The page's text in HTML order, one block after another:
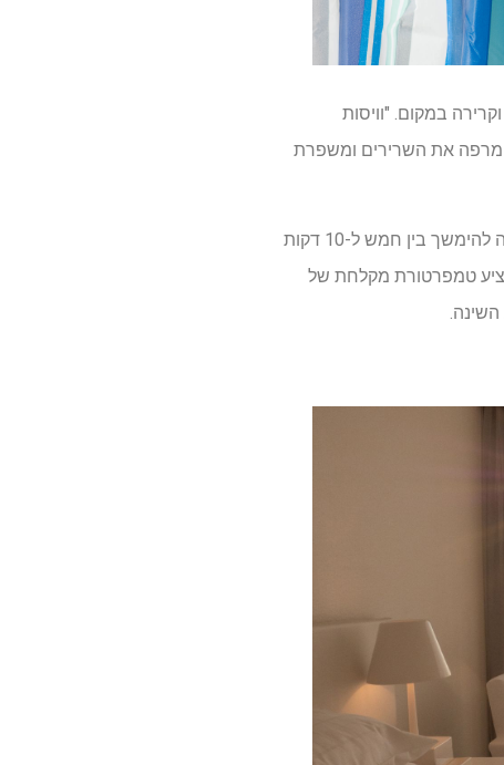
במקום. "וויסות
מרפה את השרירים ומשפרת
מומחה השינה מציע להתקלח כ-30 דקות לפני השינה ורגע לפני תחילת שגרת השינה. המקלחת צריכה להימשך בין חמש ל-10 דקות
מציע טמפרטורת מקלחת של